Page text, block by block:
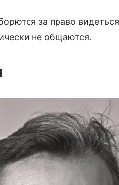
за право
не общаются.